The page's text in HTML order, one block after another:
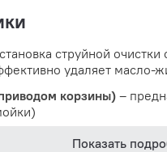
струйной
удаляет масло-
корзины) –
Показать